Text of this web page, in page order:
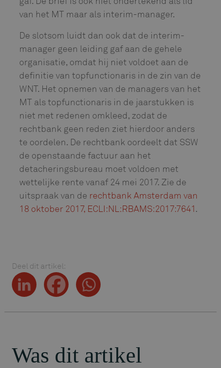
van het MT maar als interim-manager.
De slotsom luidt dan ook dat de interim-
manager geen leiding gaf aan de gehele
organisatie, omdat hij niet voldoet aan de
definitie van topfunctionaris in de zin van de
WNT. Het opnemen van de managers van het
MT als topfunctionaris in de jaarstukken is
niet met redenen omkleed, zodat de
rechtbank geen reden ziet hierdoor anders
te oordelen. De rechtbank oordeelt dat SSW
de openstaande factuur aan het
detacheringsbureau moet voldoen met
wettelijke rente vanaf 24 mei 2017. Zie de
uitspraak van de rechtbank Amsterdam van
18 oktober 2017, ECLI:NL:RBAMS:2017:7641.
Deel dit artikel:
Was dit artikel